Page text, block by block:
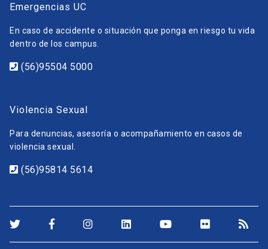
Emergencias UC
En caso de accidente o situación que ponga en riesgo tu vida
dentro de los campus.
(56)95504 5000
Violencia Sexual
Para denuncias, asesoría o acompañamiento en casos de
violencia sexual.
(56)95814 5614